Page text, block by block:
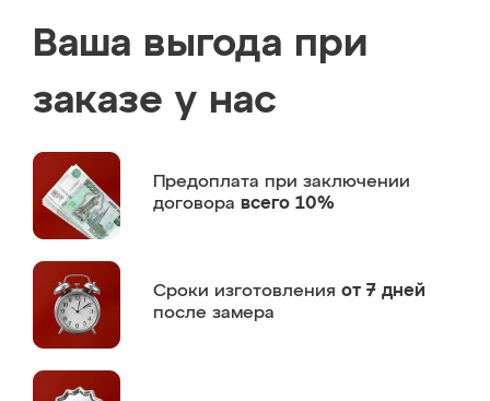
Ваша выгода при
заказе у нас
Предоплата при заключении
договора всего 10%
Сроки изготовления от 7 дней
после замера